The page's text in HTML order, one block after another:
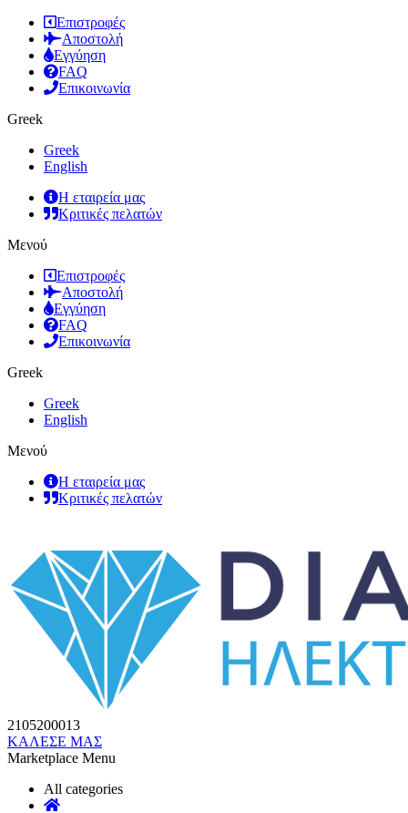
Επιστροφές
Αποστολή
Εγγύηση
FAQ
Επικοινωνία
Greek
Greek
English
Η εταιρεία μας
Κριτικές πελατών
Μενού
Επιστροφές
Αποστολή
Εγγύηση
FAQ
Επικοινωνία
Greek
Greek
English
Μενού
Η εταιρεία μας
Κριτικές πελατών
2105200013
ΚΑΛΕΣΕ ΜΑΣ
Marketplace Menu
All categories